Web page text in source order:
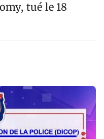
tué le 18